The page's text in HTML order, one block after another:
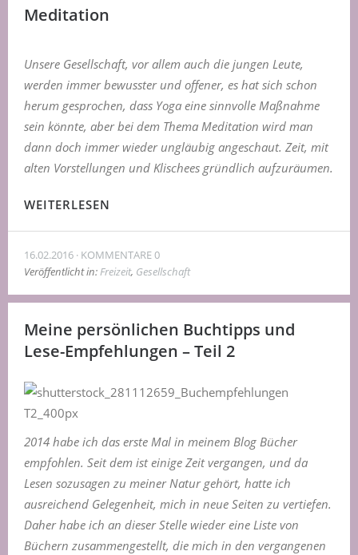
Meditation
Unsere Gesellschaft, vor allem auch die jungen Leute,
werden immer bewusster und offener, es hat sich schon
herum gesprochen, dass Yoga eine sinnvolle Maßnahme
sein könnte, aber bei dem Thema Meditation wird man
dann doch immer wieder ungläubig angeschaut. Zeit, mit
alten Vorstellungen und Klischees gründlich aufzuräumen.
WEITERLESEN
16.02.2016 KOMMENTARE 0
Veröffentlicht in:Freizeit, Gesellschaft
Meine persönlichen Buchtipps und
Lese-Empfehlungen – Teil 2
2014 habe ich das erste Mal in meinem Blog Bücher
empfohlen. Seit dem ist einige Zeit vergangen, und da
Lesen sozusagen zu meiner Natur gehört, hatte ich
ausreichend Gelegenheit, mich in neue Seiten zu vertiefen.
Daher habe ich an dieser Stelle wieder eine Liste von
Büchern zusammengestellt, die mich in den vergangenen